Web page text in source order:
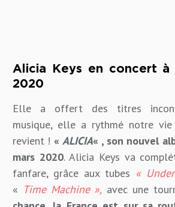
Alicia Keys en concert à
2020
Elle a offert des titres
musique, elle a rythmé notre
revient ! « ALICIA« , son nouvel
mars 2020. Alicia Keys va
fanfare, grâce aux tubes «
« Time Machine », avec une